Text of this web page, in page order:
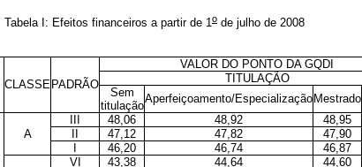
Tabela I: Efeitos financeiros a partir de 1 o de julho de 2008
CLASSE PADRÃO
VALOR DO PONTO DA GQDI
TITULAÇÃO
Sem
titulação
Aperfeiçoamento/Especialização Mestrado
A
48,06 48,92 48,95
47,12 47,82 47,90
46,20 46,74 46,87
VI 43,38 44,64 44,60